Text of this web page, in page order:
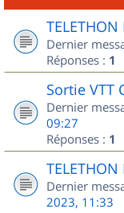
TELETHON
Dernier
Réponses : 1
Sortie VTT
Dernier
09:27
Réponses : 1
TELETHON
Dernier
2023, 11:33